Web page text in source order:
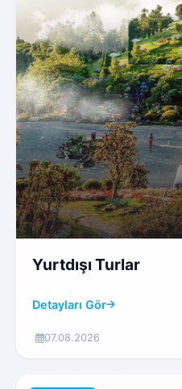
Yurtdışı Turlar
Detayları Gör
07.08.2026